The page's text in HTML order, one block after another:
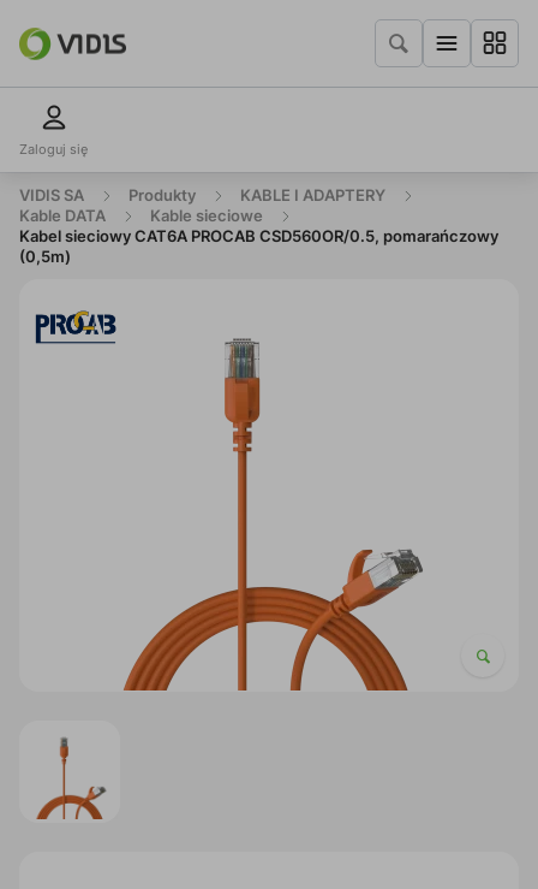
Zaloguj się
VIDIS SA Produkty
KABLE I ADAPTERY
Kable DATA
Kable sieciowe
Kabel sieciowy CAT6A PROCAB CSD560OR/0.5, pomarańczowy
(0,5m)